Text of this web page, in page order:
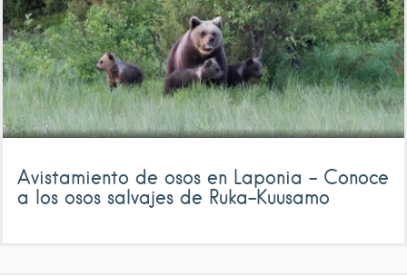
Avistamiento de osos en Laponia – Conoce
a los osos salvajes de Ruka-Kuusamo